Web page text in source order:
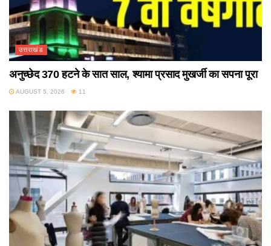
उत्तराखंड
अनुच्छेद 370 हटने के सात साल, श्यामा प्रसाद मुखर्जी का सपना पूरा
AUGUST 5, 2026 11